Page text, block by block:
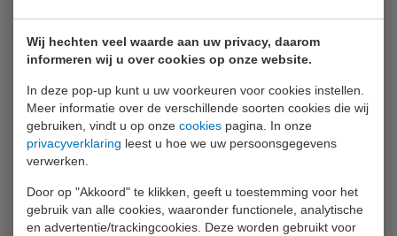
Wij hechten veel waarde aan uw privacy, daarom
informeren wij u over cookies op onze website.
In deze pop-up kunt u uw voorkeuren voor cookies instellen.
Meer informatie over de verschillende soorten cookies die wij
gebruiken, vindt u op onze cookies pagina. In onze
privacyverklaring leest u hoe we uw persoonsgegevens
verwerken.
Door op "Akkoord" te klikken, geeft u toestemming voor het
gebruik van alle cookies, waaronder functionele, analytische
en advertentie/trackingcookies. Deze worden gebruikt voor
Voeg toe aan
vergelijking
Voeg toe aan
vergelijking
MSA Altair Pro MSA Altair 2X